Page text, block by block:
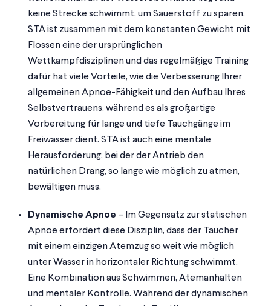
keine Strecke schwimmt, um Sauerstoff zu sparen.
STA ist zusammen mit dem konstanten Gewicht mit
Flossen eine der ursprünglichen
Wettkampfdisziplinen und das regelmäßige Training
dafür hat viele Vorteile, wie die Verbesserung Ihrer
allgemeinen Apnoe-Fähigkeit und den Aufbau Ihres
Selbstvertrauens, während es als großartige
Vorbereitung für lange und tiefe Tauchgänge im
Freiwasser dient. STA ist auch eine mentale
Herausforderung, bei der der Antrieb den
natürlichen Drang, so lange wie möglich zu atmen,
bewältigen muss.
Dynamische Apnoe – Im Gegensatz zur statischen
Apnoe erfordert diese Disziplin, dass der Taucher
mit einem einzigen Atemzug so weit wie möglich
unter Wasser in horizontaler Richtung schwimmt.
Eine Kombination aus Schwimmen, Atemanhalten
und mentaler Kontrolle. Während der dynamischen